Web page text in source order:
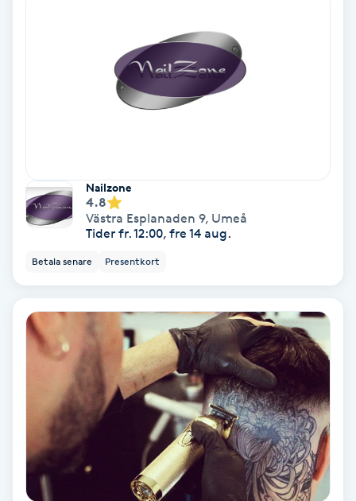
Fransborttagning
Fransförlängning
Fransförlängning Megavolym
Fransförlängning Volym
Fransk manikyr
Fransrengöring
Nailzone
4.8
Västra Esplanaden 9, Umeå
Tider fr. 12:00, fre 14 aug.
Betala senare Presentkort